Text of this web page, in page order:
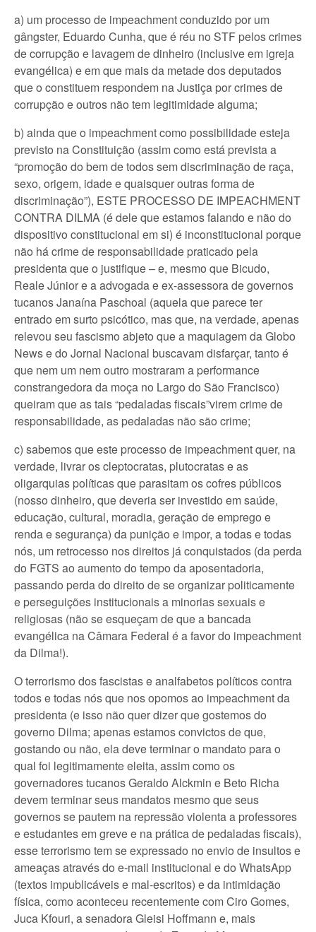
a) um processo de impeachment conduzido por um
gângster, Eduardo Cunha, que é réu no STF pelos crimes
de corrupção e lavagem de dinheiro (inclusive em igreja
evangélica) e em que mais da metade dos deputados
que o constituem respondem na Justiça por crimes de
corrupção e outros não tem legitimidade alguma;
b) ainda que o impeachment como possibilidade esteja
previsto na Constituição (assim como está prevista a
“promoção do bem de todos sem discriminação de raça,
sexo, origem, idade e quaisquer outras forma de
discriminação”), ESTE PROCESSO DE IMPEACHMENT
CONTRA DILMA (é dele que estamos falando e não do
dispositivo constitucional em si) é inconstitucional porque
não há crime de responsabilidade praticado pela
presidenta que o justifique – e, mesmo que Bicudo,
Reale Júnior e a advogada e ex-assessora de governos
tucanos Janaína Paschoal (aquela que parece ter
entrado em surto psicótico, mas que, na verdade, apenas
relevou seu fascismo abjeto que a maquiagem da Globo
News e do Jornal Nacional buscavam disfarçar, tanto é
que nem um nem outro mostraram a performance
constrangedora da moça no Largo do São Francisco)
queiram que as tais “pedaladas fiscais”virem crime de
responsabilidade, as pedaladas não são crime;
c) sabemos que este processo de impeachment quer, na
verdade, livrar os cleptocratas, plutocratas e as
oligarquias políticas que parasitam os cofres públicos
(nosso dinheiro, que deveria ser investido em saúde,
educação, cultural, moradia, geração de emprego e
renda e segurança) da punição e impor, a todas e todas
nós, um retrocesso nos direitos já conquistados (da perda
do FGTS ao aumento do tempo da aposentadoria,
passando perda do direito de se organizar politicamente
e perseguições institucionais a minorias sexuais e
religiosas (não se esqueçam de que a bancada
evangélica na Câmara Federal é a favor do impeachment
da Dilma!).
O terrorismo dos fascistas e analfabetos políticos contra
todos e todas nós que nos opomos ao impeachment da
presidenta (e isso não quer dizer que gostemos do
governo Dilma; apenas estamos convictos de que,
gostando ou não, ela deve terminar o mandato para o
qual foi legitimamente eleita, assim como os
governadores tucanos Geraldo Alckmin e Beto Richa
devem terminar seus mandatos mesmo que seus
governos se pautem na repressão violenta a professores
e estudantes em greve e na prática de pedaladas fiscais),
esse terrorismo tem se expressado no envio de insultos e
ameaças através do e-mail institucional e do WhatsApp
(textos impublicáveis e mal-escritos) e da intimidação
física, como aconteceu recentemente com Ciro Gomes,
Juca Kfouri, a senadora Gleisi Hoffmann e, mais